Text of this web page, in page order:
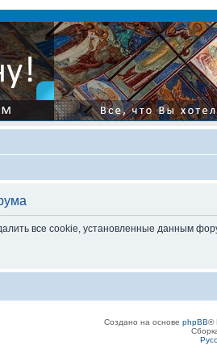
все cookie, установленные данным
Создано на основе phpBB®